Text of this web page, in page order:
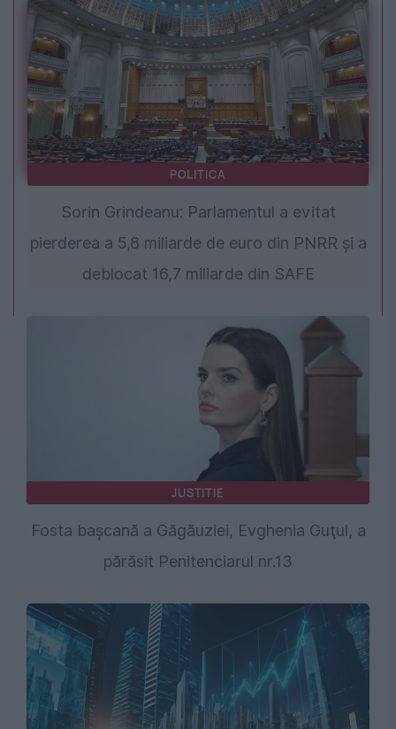
POLITICA
Sorin Grindeanu: Parlamentul a evitat
pierderea a 5,8 miliarde de euro din PNRR și a
deblocat 16,7 miliarde din SAFE
JUSTITIE
Fosta başcană a Găgăuziei, Evghenia Guţul, a
părăsit Penitenciarul nr.13